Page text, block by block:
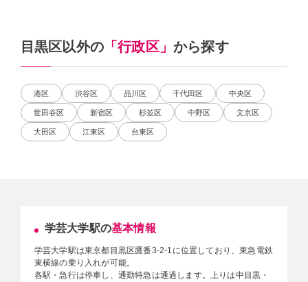
目黒区以外の 「行政区」から探す
港区 渋谷区 品川区 千代田区 中央区
世田谷区 新宿区 杉並区 中野区 文京区
大田区 江東区 台東区
学芸大学駅の基本情報
学芸大学駅は東京都目黒区鷹番3-2-1に位置しており、東急電鉄
東横線の乗り入れが可能。
各駅・急行は停車し、通勤特急は通過します。上りは中目黒・